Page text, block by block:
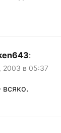
:
2003 в 05:37